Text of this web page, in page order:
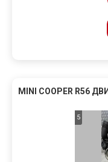
MINI COOPER R56
5